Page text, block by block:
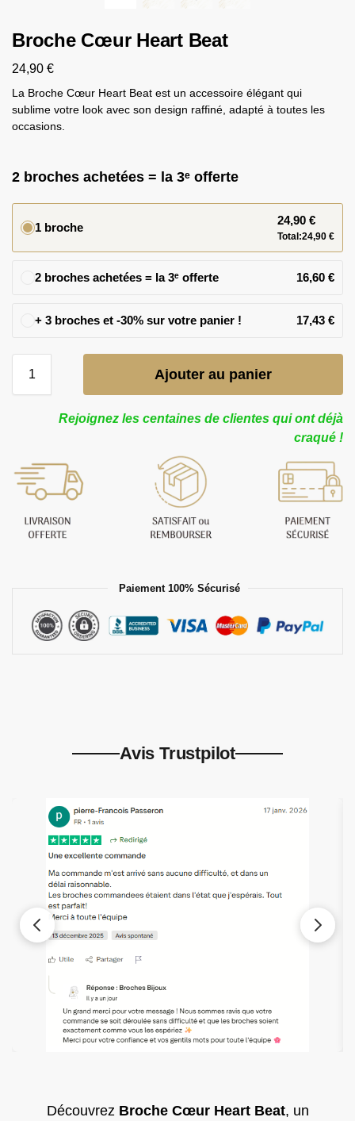
Broche Cœur Heart Beat
24,90 €
La Broche Cœur Heart Beat est un accessoire élégant qui
sublime votre look avec son design raffiné, adapté à toutes les
occasions.
2 broches achetées = la 3ᵉ offerte
1 broche
24,90 €
Total:24,90 €
2 broches achetées = la 3ᵉ offerte 16,60 €
17,43 €
Ajouter au panier
Rejoignez les centaines de clientes qui ont déjà
craqué !
Paiement 100% Sécurisé
Avis Trustpilot
Découvrez Broche Cœur Heart Beat, un